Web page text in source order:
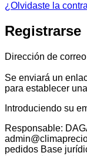
¿Olvidaste la
Registrarse
Dirección de
Se enviará un
para establecer
Introduciendo su
Responsable:
pedidos Base